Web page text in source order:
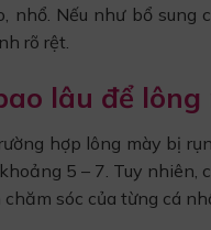
nhổ. Nếu như bổ
rõ rệt.
lâu để lông
hợp lông mày bị
5 – 7. Tuy nhiên,
chăm sóc của từng cá